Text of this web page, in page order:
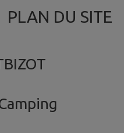
PLAN DU SITE